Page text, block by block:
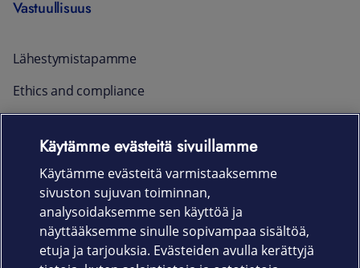
Vastuullisuus
Lähestymistapamme
Ethics and compliance
Ajankohtaista
Rekrytointi
Uutishuone
Käytämme evästeitä sivuillamme
Käytämme evästeitä varmistaaksemme
sivuston sujuvan toiminnan,
analysoidaksemme sen käyttöä ja
näyttääksemme sinulle sopivampaa sisältöä,
etuja ja tarjouksia. Evästeiden avulla kerättyjä